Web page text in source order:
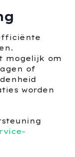
mogelijk om
of
worden